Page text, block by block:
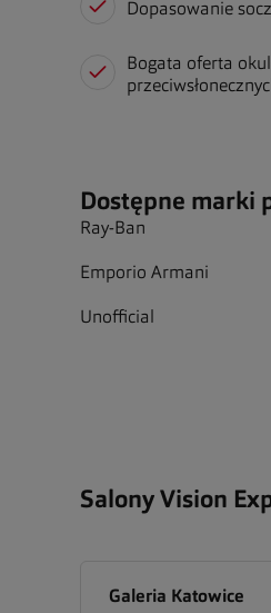
Dopasowanie
Bogata oferta
Dostępne marki
Ray-Ban
Emporio Armani
Unofficial
Salony Vision
Galeria Katowice